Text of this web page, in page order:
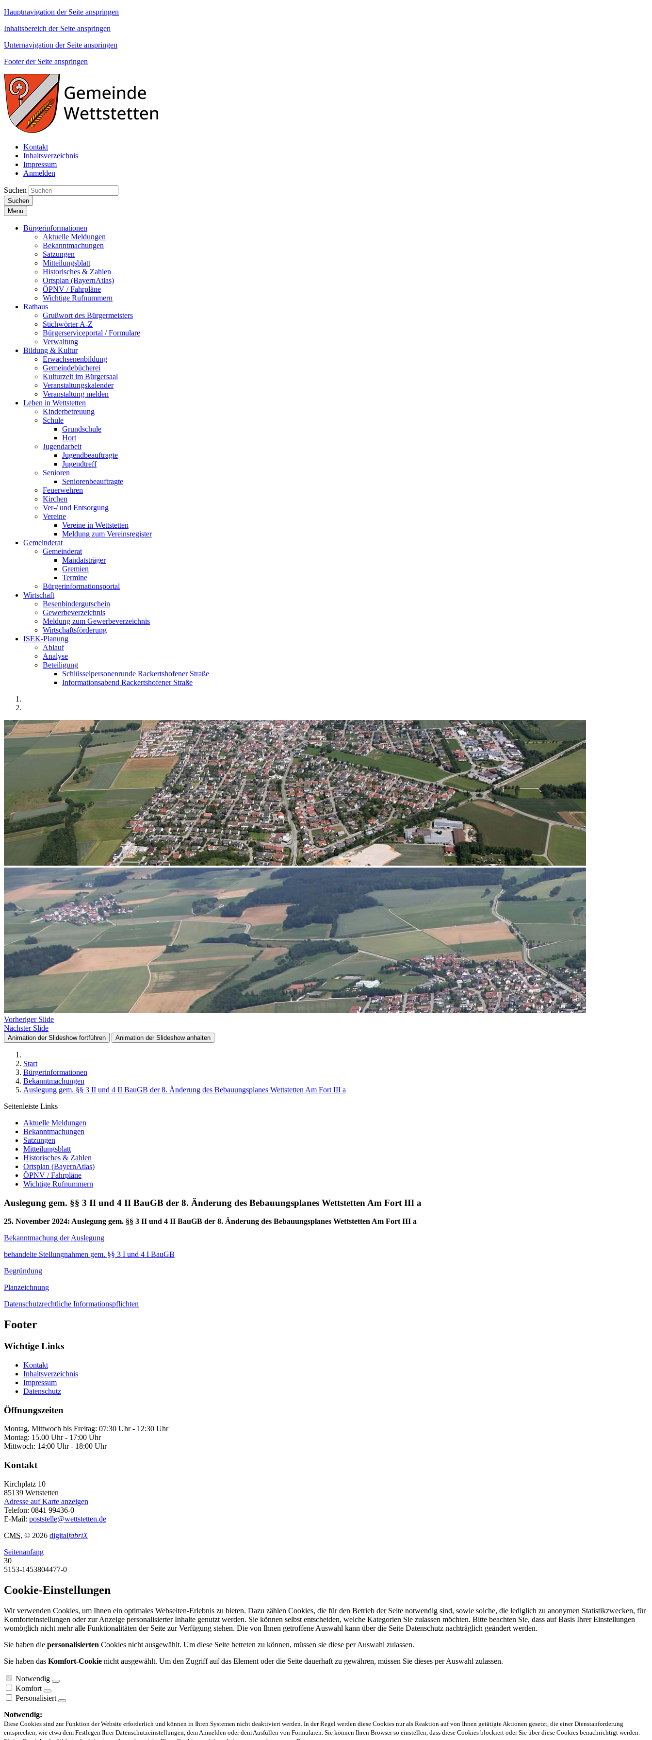
Hauptnavigation der Seite anspringen
Inhaltsbereich der Seite anspringen
Unternavigation der Seite anspringen
Footer der Seite anspringen
Kontakt
Inhaltsverzeichnis
Impressum
Anmelden
Suchen
Suchen
Menü
Bürgerinformationen
Aktuelle Meldungen
Bekanntmachungen
Satzungen
Mitteilungsblatt
Historisches & Zahlen
Ortsplan (BayernAtlas)
ÖPNV / Fahrpläne
Wichtige Rufnummern
Rathaus
Grußwort des Bürgermeisters
Stichwörter A-Z
Bürgerserviceportal / Formulare
Verwaltung
Bildung & Kultur
Erwachsenenbildung
Gemeindebücherei
Kulturzeit im Bürgersaal
Veranstaltungskalender
Veranstaltung melden
Leben in Wettstetten
Kinderbetreuung
Schule
Grundschule
Hort
Jugendarbeit
Jugendbeauftragte
Jugendtreff
Senioren
Seniorenbeauftragte
Feuerwehren
Kirchen
Ver-/ und Entsorgung
Vereine
Vereine in Wettstetten
Meldung zum Vereinsregister
Gemeinderat
Gemeinderat
Mandatsträger
Gremien
Termine
Bürgerinformationsportal
Wirtschaft
Besenbindergutschein
Gewerbeverzeichnis
Meldung zum Gewerbeverzeichnis
Wirtschaftsförderung
ISEK-Planung
Ablauf
Analyse
Beteiligung
Schlüsselpersonenrunde Rackertshofener Straße
Informationsabend Rackertshofener Straße
Vorheriger Slide
Nächster Slide
Animation der Slideshow fortführen Animation der Slideshow anhalten
Start
Bürgerinformationen
Bekanntmachungen
Auslegung gem. §§ 3 II und 4 II BauGB der 8. Änderung des Bebauungsplanes Wettstetten Am Fort III a
Seitenleiste Links
Aktuelle Meldungen
Bekanntmachungen
Satzungen
Mitteilungsblatt
Historisches & Zahlen
Ortsplan (BayernAtlas)
ÖPNV / Fahrpläne
Wichtige Rufnummern
Auslegung gem. §§ 3 II und 4 II BauGB der 8. Änderung des Bebauungsplanes Wettstetten Am Fort III a
25. November 2024: Auslegung gem. §§ 3 II und 4 II BauGB der 8. Änderung des Bebauungsplanes Wettstetten Am Fort III a
Bekanntmachung der Auslegung
behandelte Stellungnahmen gem. §§ 3 I und 4 I BauGB
Begründung
Planzeichnung
Datenschutzrechtliche Informationspflichten
Footer
Wichtige Links
Kontakt
Inhaltsverzeichnis
Impressum
Datenschutz
Öffnungszeiten
Montag, Mittwoch bis Freitag: 07:30 Uhr - 12:30 Uhr
Montag: 15.00 Uhr - 17:00 Uhr
Mittwoch: 14:00 Uhr - 18:00 Uhr
Kontakt
Kirchplatz 10
85139 Wettstetten
Adresse auf Karte anzeigen
Telefon: 0841 99436-0
E-Mail: poststelle@wettstetten.de
CMS, © 2026 digitalfabriX
Seitenanfang
30
5153-1453804477-0
Cookie-Einstellungen
Wir verwenden Cookies, um Ihnen ein optimales Webseiten-Erlebnis zu bieten. Dazu zählen Cookies, die für den Betrieb der Seite notwendig sind, sowie solche, die lediglich zu anonymen Statistikzwecken, für
Komforteinstellungen oder zur Anzeige personalisierter Inhalte genutzt werden. Sie können selbst entscheiden, welche Kategorien Sie zulassen möchten. Bitte beachten Sie, dass auf Basis Ihrer Einstellungen
womöglich nicht mehr alle Funktionalitäten der Seite zur Verfügung stehen. Die von Ihnen getroffene Auswahl kann über die Seite Datenschutz nachträglich geändert werden.
Sie haben die personalisierten Cookies nicht ausgewählt. Um diese Seite betreten zu können, müssen sie diese per Auswahl zulassen.
Sie haben das Komfort-Cookie nicht ausgewählt. Um den Zugriff auf das Element oder die Seite dauerhaft zu gewähren, müssen Sie dieses per Auswahl zulassen.
Notwendig
Komfort
Personalisiert
Notwendig:
Diese Cookies sind zur Funktion der Website erforderlich und können in Ihren Systemen nicht deaktiviert werden. In der Regel werden diese Cookies nur als Reaktion auf von Ihnen getätigte Aktionen gesetzt, die einer Dienstanforderung
entsprechen, wie etwa dem Festlegen Ihrer Datenschutzeinstellungen, dem Anmelden oder dem Ausfüllen von Formularen. Sie können Ihren Browser so einstellen, dass diese Cookies blockiert oder Sie über diese Cookies benachrichtigt werden.